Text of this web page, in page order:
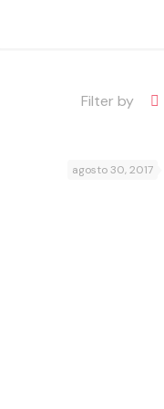
Filter by
agosto 30, 2017